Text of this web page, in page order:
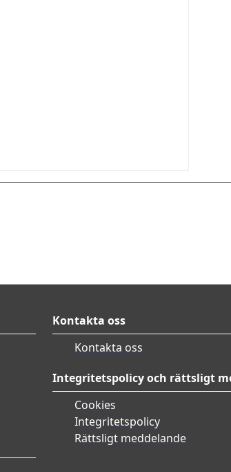
Kontakta oss
Kontakta oss
Integritetspolicy och rättsligt
Cookies
Integritetspolicy
Rättsligt meddelande